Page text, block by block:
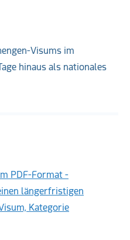
Visums im
hinaus als nationales
PDF-Format -
längerfristigen
Kategorie